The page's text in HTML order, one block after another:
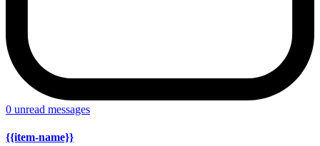
0 unread messages
{{item-name}}